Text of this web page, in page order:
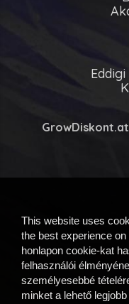
This website uses
the best experience
honlapon cookie-kat
felhasználói
személyesebbé
minket a lehető